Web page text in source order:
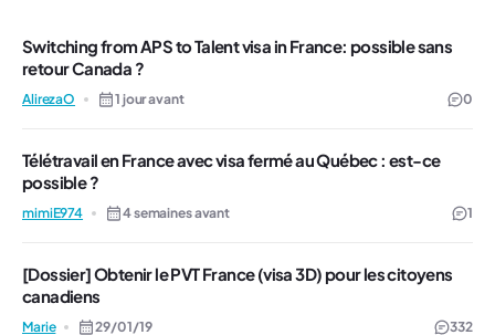
Switching from APS to Talent visa in France: possible sans
retour Canada ?
AlirezaO 1 jour avant 0
Télétravail en France avec visa fermé au Québec : est-ce
possible ?
mimiE974 4 semaines avant 1
[Dossier] Obtenir le PVT France (visa 3D) pour les citoyens
canadiens
Marie 29/01/19 332